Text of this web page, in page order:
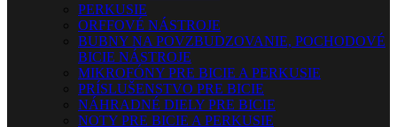
PERKUSIE
ORFFOVÉ NÁSTROJE
BUBNY NA POVZBUDZOVANIE, POCHODOVÉ
BICIE NÁSTROJE
MIKROFÓNY PRE BICIE A PERKUSIE
PRÍSLUŠENSTVO PRE BICIE
NÁHRADNÉ DIELY PRE BICIE
NOTY PRE BICIE A PERKUSIE